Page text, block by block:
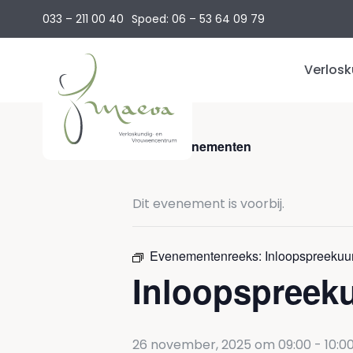
033 – 211 00 40 Spoed: 06 – 53 64 09 79
« Alle Evenementen
Dit evenement is voorbij.
Evenementenreeks:
26 november, 2025 om 09:00 - 10:00